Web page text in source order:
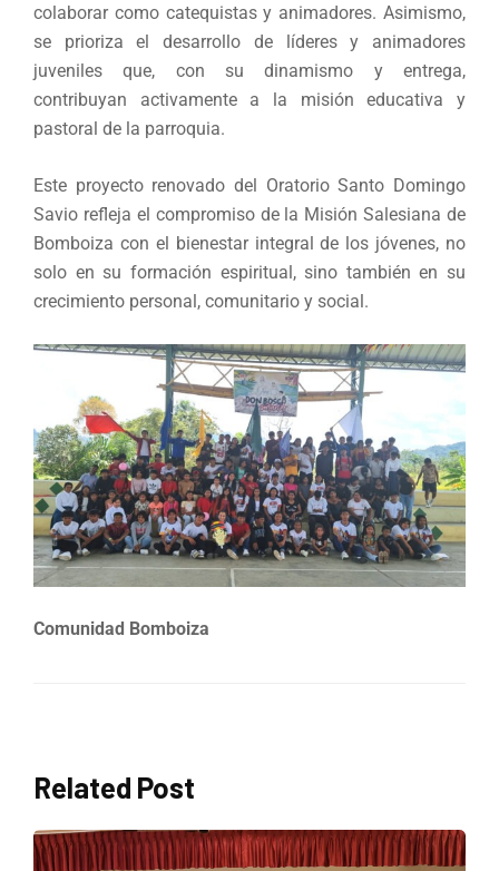
colaborar como catequistas y animadores. Asimismo,
se prioriza el desarrollo de líderes y animadores
juveniles que, con su dinamismo y entrega,
contribuyan activamente a la misión educativa y
pastoral de la parroquia.
Este proyecto renovado del Oratorio Santo Domingo
Savio refleja el compromiso de la Misión Salesiana de
Bomboiza con el bienestar integral de los jóvenes, no
solo en su formación espiritual, sino también en su
crecimiento personal, comunitario y social.
Comunidad Bomboiza
Related Post